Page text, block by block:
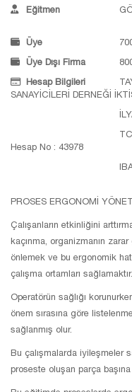
Eğitmen
Üye
Üye Dışı Firma
Hesap Bilgileri
SANAYİCİLERİ DERNEĞİ
Hesap No : 43978
PROSES ERGONOMİ
Çalışanların etkinliğini
kaçınma, organizmanın
önlemek ve bu ergonomik
çalışma ortamları sağlamaktır.
Operatörün sağlığı
önem sırasına göre
sağlanmış olur.
Bu çalışmalarda iyileşmeler
proseste oluşan parça